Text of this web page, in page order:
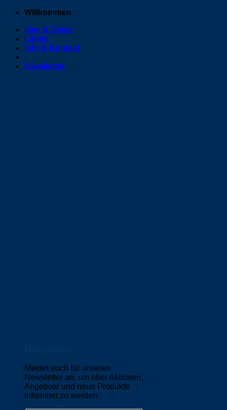
Zum
springen
Willkommen
Idee & Gäste
Läden
Info & Kontakt
Newsletter
Meldet euch für unseren
Newsletter an, um über Aktionen,
Angebote und neue Produkte
informiert zu werden.